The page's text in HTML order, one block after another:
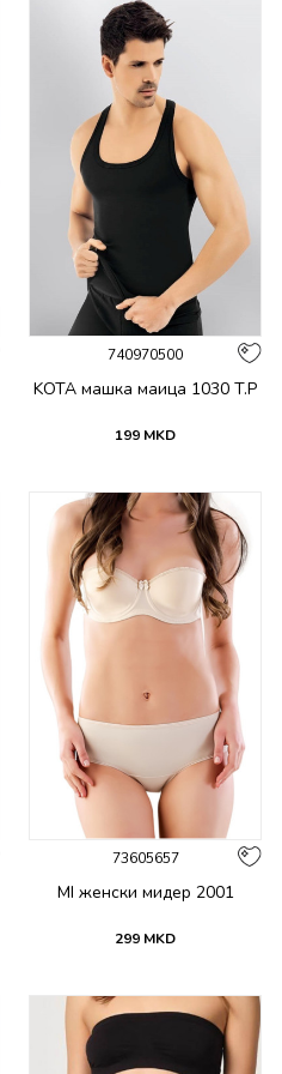
740970500
KOTA машка маица 1030 T.P
199 MKD
73605657
MI женски мидер 2001
299 MKD